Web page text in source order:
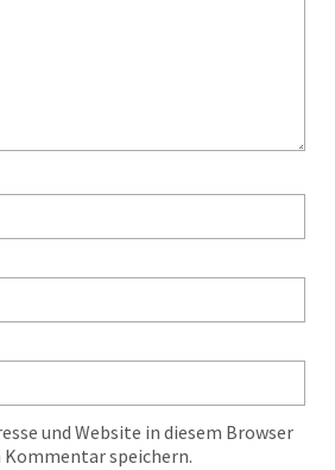
und Website in diesem Browser
speichern.